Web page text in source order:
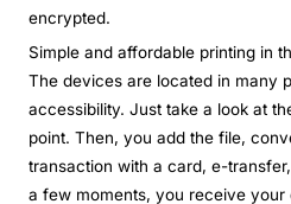
encrypted.
Simple and affordable printing in
The devices are located in many
accessibility. Just take a look at
point. Then, you add the file,
transaction with a card, e-
a few moments, you receive your